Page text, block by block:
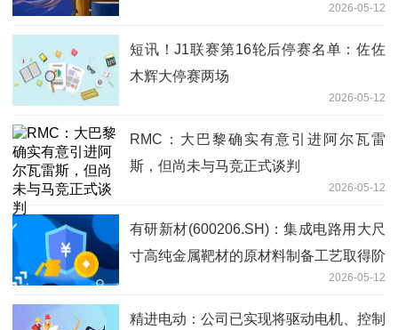
2026-05-12
短讯！J1联赛第16轮后停赛名单：佐佐
木辉大停赛两场
2026-05-12
RMC：大巴黎确实有意引进阿尔瓦雷
斯，但尚未与马竞正式谈判
2026-05-12
有研新材(600206.SH)：集成电路用大尺
寸高纯金属靶材的原材料制备工艺取得阶
2026-05-12
精进电动：公司已实现将驱动电机、控制